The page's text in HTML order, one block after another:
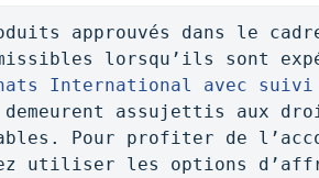
approuvés dans le
International avec
demeurent assujettis aux
Pour profiter de
utiliser les options